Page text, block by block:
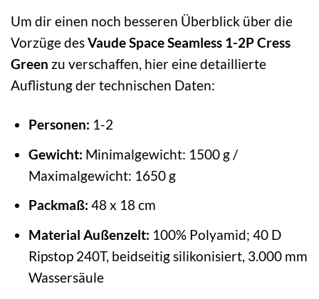
Um dir einen noch besseren Überblick über die
Vorzüge desVaude Space Seamless 1-2P Cress
Green zu verschaffen, hier eine detaillierte
Auflistung der technischen Daten:
Personen: 1-2
Gewicht: Minimalgewicht: 1500 g /
Maximalgewicht: 1650 g
Packmaß: 48 x 18 cm
Material Außenzelt: 100% Polyamid; 40 D
Ripstop 240T, beidseitig silikonisiert, 3.000 mm
Wassersäule